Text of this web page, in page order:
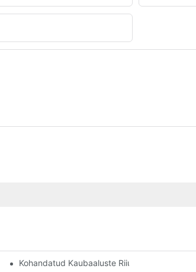
Kohandatud Kaubaaluste Riiulite Valikud: